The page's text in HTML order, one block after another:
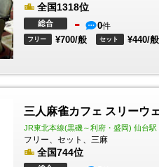
全国1318位
総合 - 0件
フリー ¥700/般 セット ¥440/般
三人麻雀カフェ スリーウ
JR東北本線(黒磯～利府・盛岡) 仙台駅
フリー、セット、三麻
全国744位